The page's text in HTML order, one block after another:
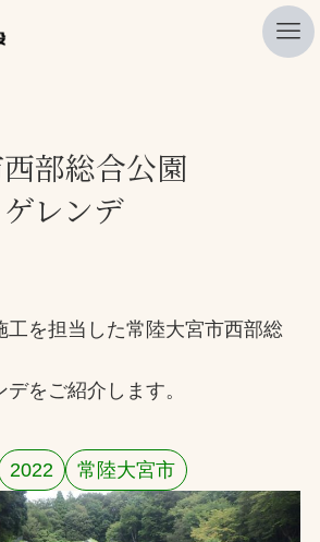
部総合公園
レンデ
工を担当した常陸大宮市西部総
をご紹介します。
2022 常陸大宮市